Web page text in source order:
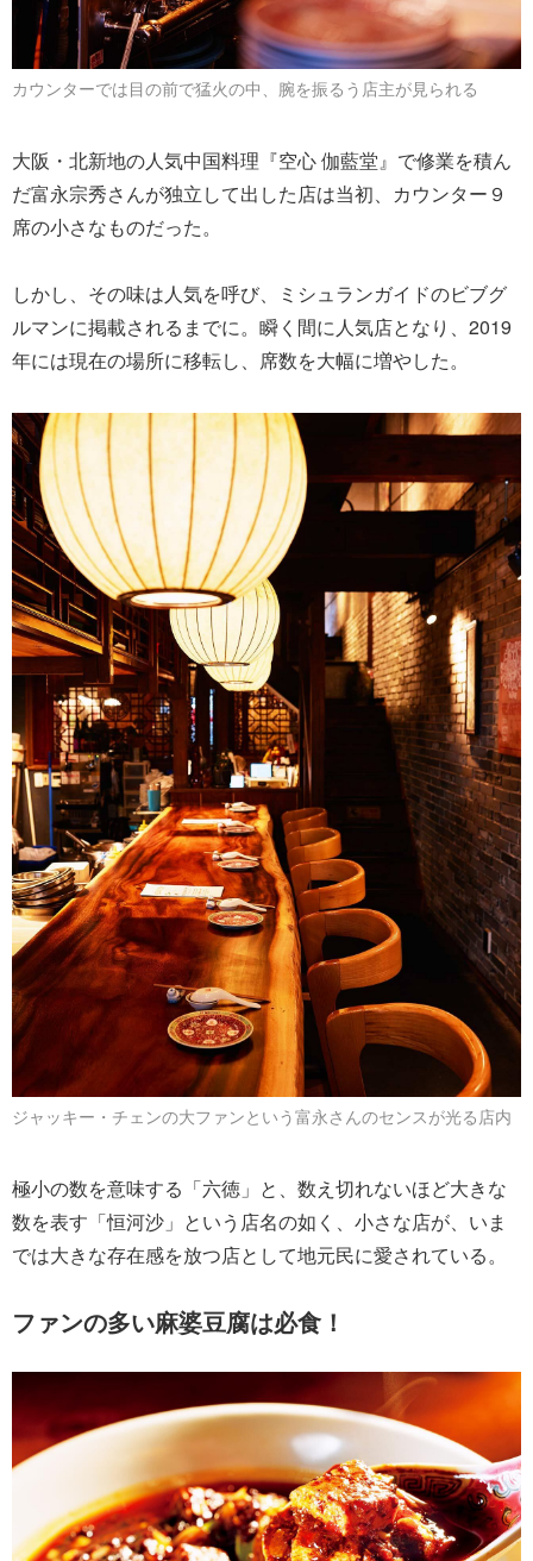
カウンターでは目の前で猛火の中、腕を振るう店主が見られる
大阪・北新地の人気中国料理『空心 伽藍堂』で修業を積ん
だ富永宗秀さんが独立して出した店は当初、カウンター９
席の小さなものだった。
しかし、その味は人気を呼び、ミシュランガイドのビブグ
ルマンに掲載されるまでに。瞬く間に人気店となり、2019
年には現在の場所に移転し、席数を大幅に増やした。
ジャッキー・チェンの大ファンという富永さんのセンスが光る店内
極小の数を意味する「六徳」と、数え切れないほど大きな
数を表す「恒河沙」という店名の如く、小さな店が、いま
では大きな存在感を放つ店として地元民に愛されている。
ファンの多い麻婆豆腐は必食！